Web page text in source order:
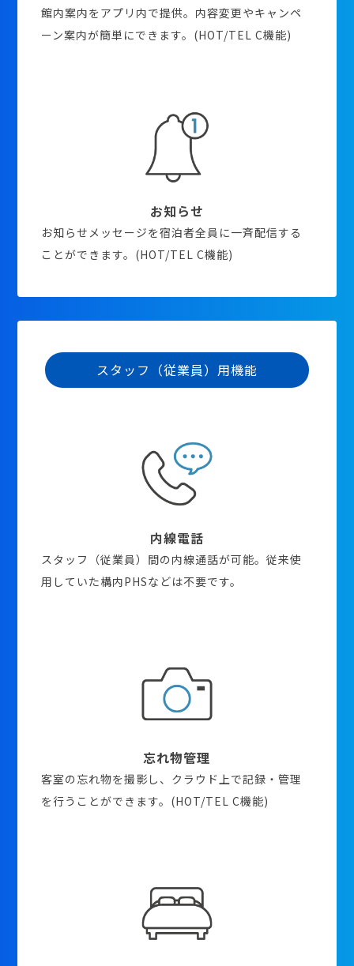
館内案内をアプリ内で提供。内容変更やキャンペ
ーン案内が簡単にできます。(HOT/TEL C機能)
お知らせ
お知らせメッセージを宿泊者全員に一斉配信する
ことができます。(HOT/TEL C機能)
スタッフ（従業員）用機能
内線電話
スタッフ（従業員）間の内線通話が可能。従来使
用していた構内PHSなどは不要です。
忘れ物管理
客室の忘れ物を撮影し、クラウド上で記録・管理
を行うことができます。(HOT/TEL C機能)